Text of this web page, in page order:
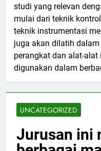
studi yang relevan
mulai dari teknik
teknik instrumentasi
juga akan dilatih
perangkat dan alat-
digunakan dalam
UNCATEGORIZED
Jurusan ini